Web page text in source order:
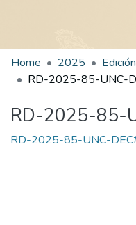
Home 2025
RD-2025-85-
RD-2025-85-UNC-